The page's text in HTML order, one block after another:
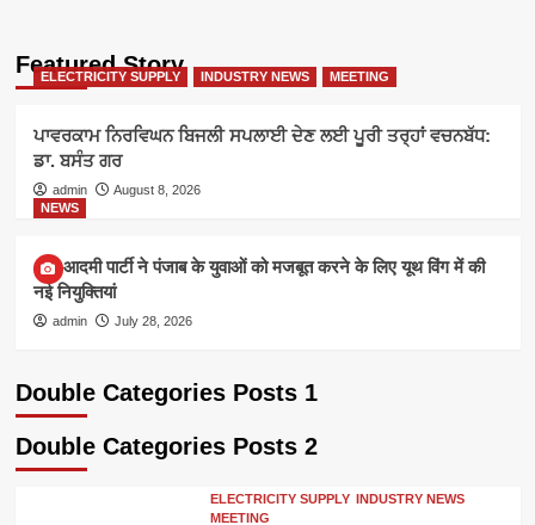
Featured Story
ELECTRICITY SUPPLY INDUSTRY NEWS MEETING
ਪਾਵਰਕਾਮ ਨਿਰਵਿਘਨ ਬਿਜਲੀ ਸਪਲਾਈ ਦੇਣ ਲਈ ਪੂਰੀ ਤਰ੍ਹਾਂ ਵਚਨਬੱਧ:
ਡਾ. ਬਸੰਤ ਗਰ
admin
August 8, 2026
NEWS
आम आदमी पार्टी ने पंजाब के युवाओं को मजबूत करने के लिए यूथ विंग में की
नई नियुक्तियां
admin July 28, 2026
Double Categories Posts 1
Double Categories Posts 2
ELECTRICITY SUPPLY INDUSTRY NEWS
MEETING